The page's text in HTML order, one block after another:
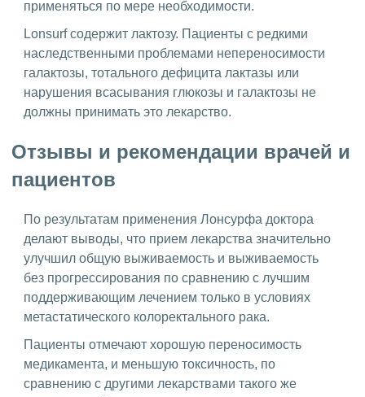
применяться по мере необходимости.
Lonsurf содержит лактозу. Пациенты с редкими
наследственными проблемами непереносимости
галактозы, тотального дефицита лактазы или
нарушения всасывания глюкозы и галактозы не
должны принимать это лекарство.
Отзывы и рекомендации врачей и
пациентов
По результатам применения Лонсурфа доктора
делают выводы, что прием лекарства значительно
улучшил общую выживаемость и выживаемость
без прогрессирования по сравнению с лучшим
поддерживающим лечением только в условиях
метастатического колоректального рака.
Пациенты отмечают хорошую переносимость
медикамента, и меньшую токсичность, по
сравнению с другими лекарствами такого же